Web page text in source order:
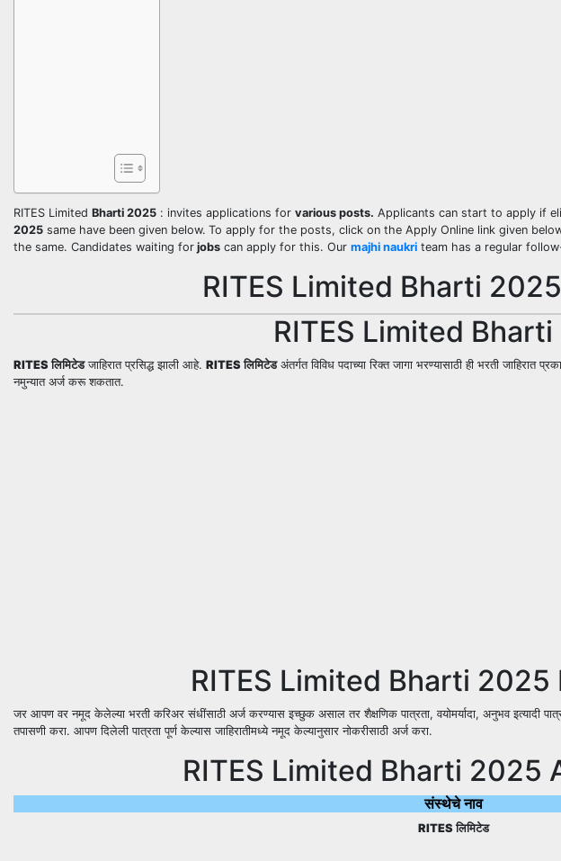
RITES Limited Bharti 2025 : invites applications for various posts. Applicants can start to apply if
2025 same have been given below. To apply for the posts, click on the Apply Online link given
the same. Candidates waiting for jobs can apply for this. Our majhi naukri team has a regular
RITES Limited Bharti
RITES Limited
RITES लिमिटेडजाहिरात प्रसिद्ध झाली आहे. RITES लिमिटेडअंतर्गत विविध पदाच्या रिक्त जागा भरण्यासाठी ही भरती जाहिरात
नमुन्यात अर्ज करू शकतात.
RITES Limited Bharti
जर आपण वर नमूद केलेल्या भरती करिअर संधींसाठी अर्ज करण्यास इच्छुक असाल तर शैक्षणिक पात्रता, वयोमर्यादा, अनुभव इत्यादी
तपासणी करा. आपण दिलेली पात्रता पूर्ण केल्यास जाहिरातीमध्ये नमूद केल्यानुसार नोकरीसाठी अर्ज करा.
RITES Limited Bharti 2025
संस्थेचे नाव
RITES लिमिटेड